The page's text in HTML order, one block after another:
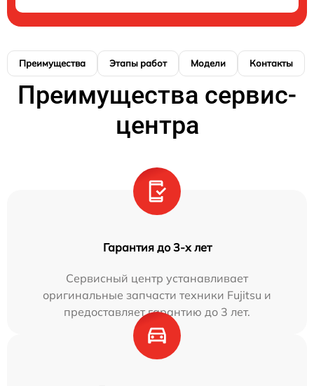
Преимущества Этапы работ Модели Контакты
Преимущества сервис-
центра
Гарантия до 3-х лет
Сервисный центр устанавливает
оригинальные запчасти техники Fujitsu и
предоставляет гарантию до 3 лет.